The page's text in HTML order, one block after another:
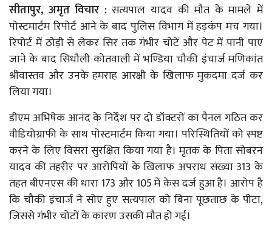
सीतापुर, अमृत विचार :सत्यपाल यादव की मौत के मामले में
पोस्टमार्टम रिपोर्ट आने के बाद पुलिस विभाग में हड़कंप मच गया।
रिपोर्ट में ठोड़ी से लेकर सिर तक गंभीर चोटें और पेट में पानी पाए
जाने के बाद सिधौली कोतवाली में भण्डिया चौकी इंचार्ज मणिकांत
श्रीवास्तव और उनके हमराह आरक्षी के खिलाफ मुकदमा दर्ज कर
लिया गया।
डीएम अभिषेक आनंद के निर्देश पर दो डॉक्टरों का पैनल गठित कर
वीडियोग्राफी के साथ पोस्टमार्टम किया गया। परिस्थितियों को स्पष्ट
करने के लिए विसरा सुरक्षित किया गया है। मृतक के पिता सोबरन
यादव की तहरीर पर आरोपियों के खिलाफ अपराध संख्या 313 के
तहत बीएनएस की धारा 173 और 105 में केस दर्ज हुआ है। आरोप है
कि चौकी इंचार्ज ने सोए हुए सत्यपाल को बिना पूछताछ के पीटा,
जिससे गंभीर चोटों के कारण उसकी मौत हो गई।